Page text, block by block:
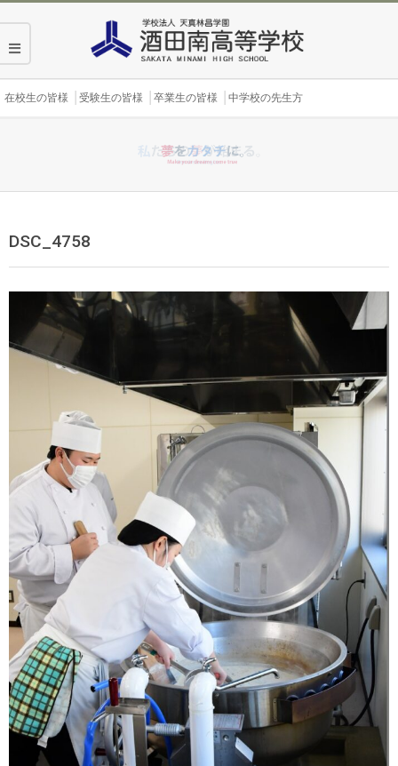
content
Secondary
在校生の皆様 受験生の皆様 卒業生の皆様 中学校の先生方
DSC_4758